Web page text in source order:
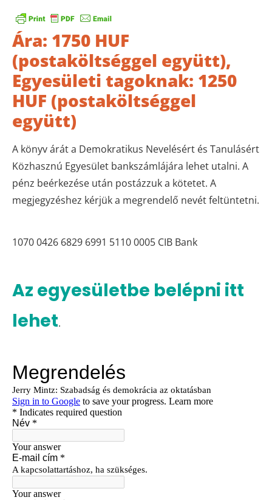
Ára: 1750 HUF
(postaköltséggel együtt),
Egyesületi tagoknak: 1250
HUF (postaköltséggel
együtt)
A könyv árát a Demokratikus Nevelésért és Tanulásért
Közhasznú Egyesület bankszámlájára lehet utalni. A
pénz beérkezése után postázzuk a kötetet. A
megjegyzéshez kérjük a megrendelő nevét feltüntetni.
1070 0426 6829 6991 5110 0005 CIB Bank
Az egyesületbe belépni itt
lehet.